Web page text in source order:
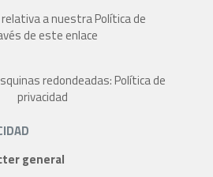
a nuestra Política de
de este enlace
general